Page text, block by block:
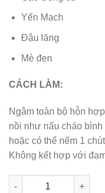
Yến Mạch
Đậu lăng
Mè đen
CÁCH LÀM:
Ngâm toàn bộ hỗn
nồi như nấu cháo
hoặc có thể nếm 1
Không kết hợp với
Cháo thảo mộc 07 (gói